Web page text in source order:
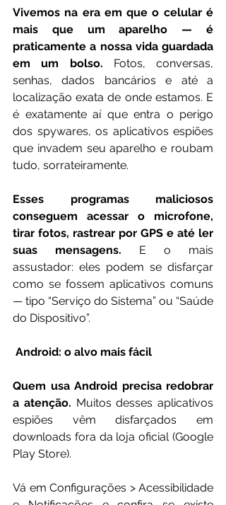
Vivemos na era em que o celular é
mais que um aparelho — é
praticamente a nossa vida guardada
em um bolso. Fotos, conversas,
senhas, dados bancários e até a
localização exata de onde estamos. E
é exatamente aí que entra o perigo
dos spywares, os aplicativos espiões
que invadem seu aparelho e roubam
tudo, sorrateiramente.
Esses programas maliciosos
conseguem acessar o microfone,
tirar fotos, rastrear por GPS e até ler
suas mensagens. E o mais
assustador: eles podem se disfarçar
como se fossem aplicativos comuns
— tipo “Serviço do Sistema” ou “Saúde
do Dispositivo”.
Android: o alvo mais fácil
Quem usa Android precisa redobrar
a atenção. Muitos desses aplicativos
espiões vêm disfarçados em
downloads fora da loja oficial (Google
Play Store).
Vá em Configurações > Acessibilidade